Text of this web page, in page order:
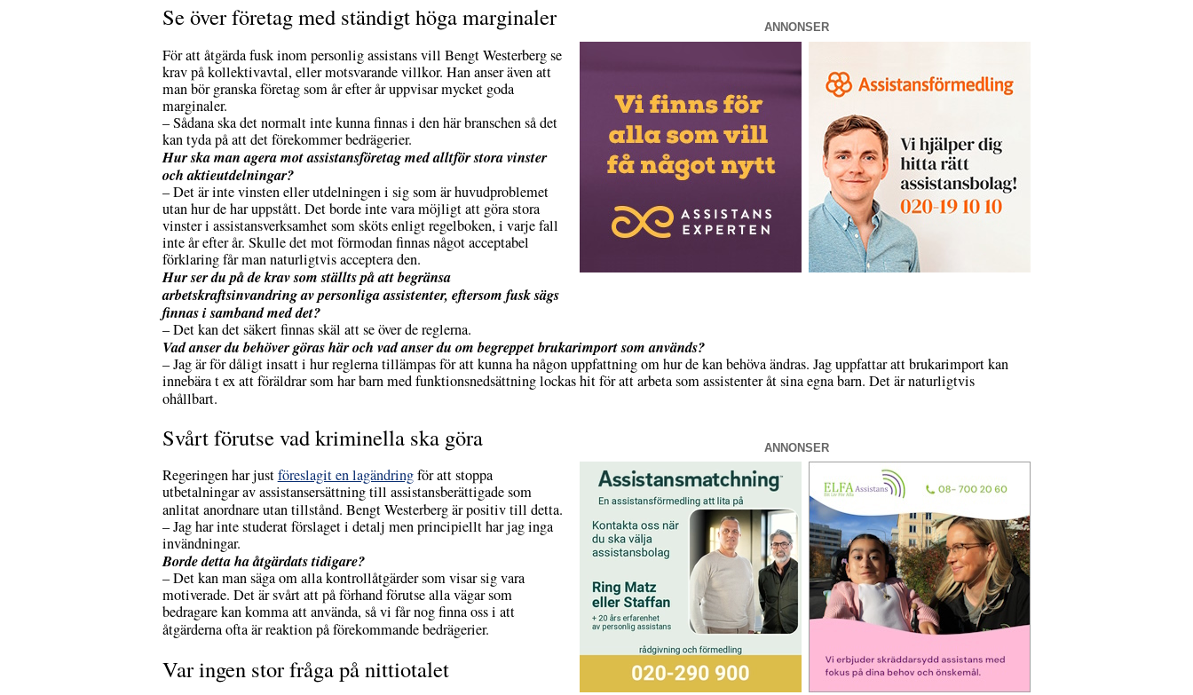
ANNONSER
Se över företag med ständigt höga marginaler
För att åtgärda fusk inom personlig assistans vill Bengt Westerberg se
krav på kollektivavtal, eller motsvarande villkor. Han anser även att
man bör granska företag som år efter år uppvisar mycket goda
marginaler.
– Sådana ska det normalt inte kunna finnas i den här branschen så det
kan tyda på att det förekommer bedrägerier.
Hur ska man agera mot assistansföretag med alltför stora vinster
och aktieutdelningar?
– Det är inte vinsten eller utdelningen i sig som är huvudproblemet
utan hur de har uppstått. Det borde inte vara möjligt att göra stora
vinster i assistansverksamhet som sköts enligt regelboken, i varje fall
inte år efter år. Skulle det mot förmodan finnas något acceptabel
förklaring får man naturligtvis acceptera den.
Hur ser du på de krav som ställts på att begränsa
arbetskraftsinvandring av personliga assistenter, eftersom fusk sägs
finnas i samband med det?
– Det kan det säkert finnas skäl att se över de reglerna.
Vad anser du behöver göras här och vad anser du om begreppet brukarimport som används?
– Jag är för dåligt insatt i hur reglerna tillämpas för att kunna ha någon uppfattning om hur de kan behöva ändras. Jag uppfattar att brukarimport kan
innebära t ex att föräldrar som har barn med funktionsnedsättning lockas hit för att arbeta som assistenter åt sina egna barn. Det är naturligtvis
ohållbart.
ANNONSER
Svårt förutse vad kriminella ska göra
Regeringen har justföreslagit en lagändringför att stoppa
utbetalningar av assistansersättning till assistansberättigade som
anlitat anordnare utan tillstånd. Bengt Westerberg är positiv till detta.
– Jag har inte studerat förslaget i detalj men principiellt har jag inga
invändningar.
Borde detta ha åtgärdats tidigare?
– Det kan man säga om alla kontrollåtgärder som visar sig vara
motiverade. Det är svårt att på förhand förutse alla vägar som
bedragare kan komma att använda, så vi får nog finna oss i att
åtgärderna ofta är reaktion på förekommande bedrägerier.
Var ingen stor fråga på nittiotalet